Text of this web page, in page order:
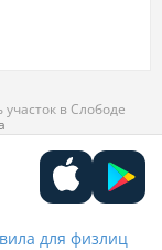
участок в Слободе
для физлиц